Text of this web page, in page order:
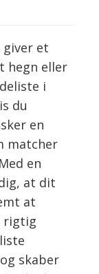
giver et
hegn eller
i
du
en
matcher
en
at dit
at
rigtig
skaber